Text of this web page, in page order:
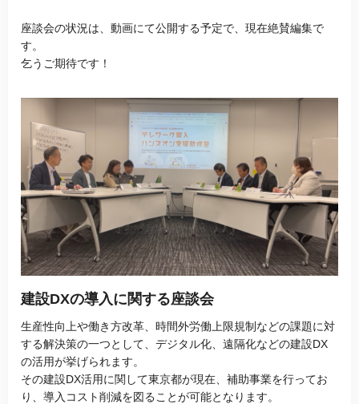
座談会の状況は、動画にて公開する予定で、現在絶賛編集で
す。
乞うご期待です！
建設DXの導入に関する座談会
生産性向上や働き方改革、時間外労働上限規制などの課題に対
する解決策の一つとして、デジタル化、遠隔化などの建設DX
の活用が挙げられます。
その建設DX活用に関して東京都が現在、補助事業を行ってお
り、導入コスト削減を図ることが可能となります。